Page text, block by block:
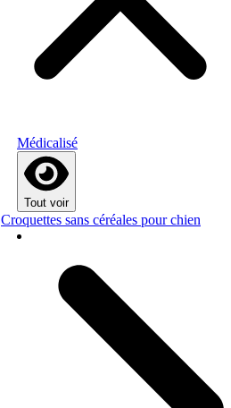
Médicalisé
Tout voir
Croquettes sans céréales pour chien